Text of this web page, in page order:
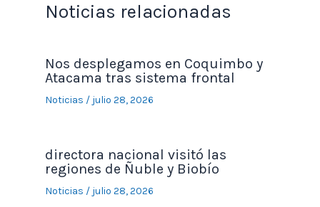
Noticias relacionadas
Nos desplegamos en Coquimbo y
Atacama tras sistema frontal
Noticias / julio 28, 2026
directora nacional visitó las
regiones de Ñuble y Biobío
Noticias / julio 28, 2026